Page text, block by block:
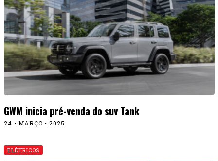
GWM inicia pré-venda do suv Tank
24 • MARÇO • 2025
ELÉTRICOS